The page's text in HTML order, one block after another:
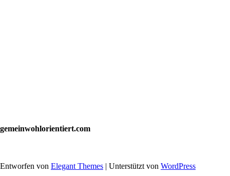
gemeinwohlorientiert.com
Entworfen von Elegant Themes | Unterstützt von WordPress